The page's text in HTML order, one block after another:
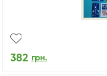
382 грн.